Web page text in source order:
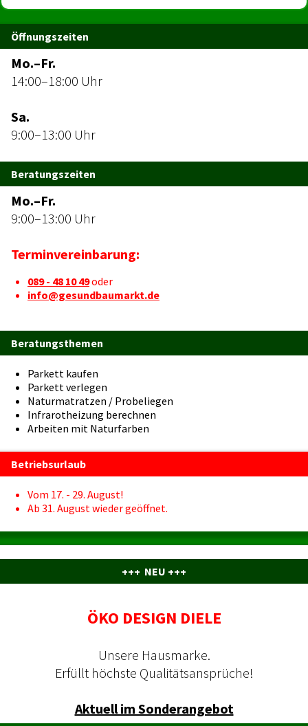
Öffnungszeiten
Mo.–Fr.
14:00–18:00 Uhr
Sa.
9:00–13:00 Uhr
Beratungszeiten
Mo.–Fr.
9:00–13:00 Uhr
Terminvereinbarung:
089 - 48 10 49oder
info@gesundbaumarkt.de
Beratungsthemen
Parkett kaufen
Parkett verlegen
Naturmatratzen / Probeliegen
Infrarotheizung berechnen
Arbeiten mit Naturfarben
Betriebsurlaub
Vom 17. - 29. August!
Ab 31. August wieder geöffnet.
+++ NEU +++
ÖKO DESIGN DIELE
Unsere Hausmarke.
Erfüllt höchste Qualitätsansprüche!
Aktuell im Sonderangebot